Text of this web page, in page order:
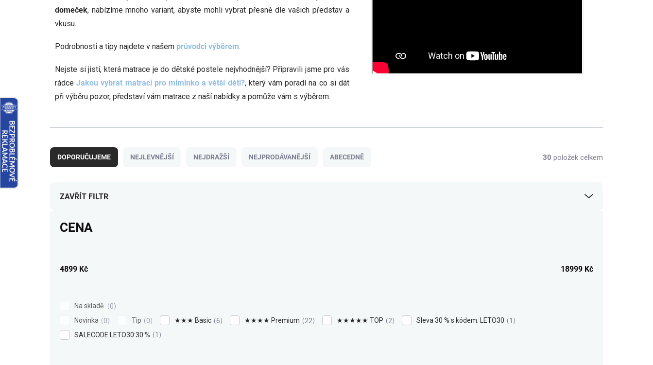
domeček, nabízíme mnoho variant, abyste mohli vybrat přesně dle vašich představ a
vkusu.
Podrobnosti a tipy najdete v našem průvodci výběrem.
Nejste si jistí, která matrace je do dětské postele nejvhodnější? Připravili jsme pro vás
rádceJakou vybrat matraci pro miminko a větší děti?, který vám poradí na co si dát
při výběru pozor, představí vám matrace z naší nabídky a pomůže vám s výběrem.
a
z
DOPORUČUJEME NEJLEVNĚJŠÍ NEJDRAŽŠÍ NEJPRODÁVANĚJŠÍ ABECEDNĚ 30 položek celkem
ZAVŘÍT FILTR
CENA
4899 Kč 18999 Kč
Na skladě
0
Novinka
0 Tip 0 ★★★ Basic 6 ★★★★ Premium 22 ★★★★★ TOP 2 Sleva 30 % s kódem: LETO30
1
SALECODE:LETO30:30:%
1